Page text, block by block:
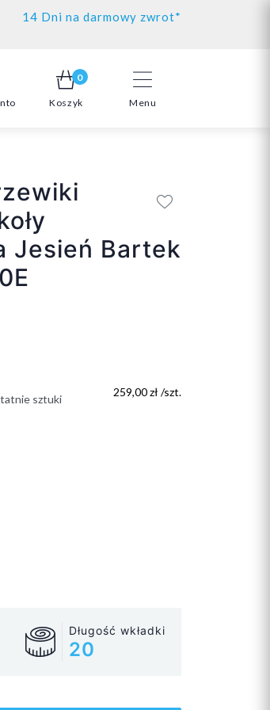
14 Dni na darmowy zwrot*
Menu
0
Koszyk
Jesień Bartek
sztuki
259,00 zł /szt.
Długość wkładki
20